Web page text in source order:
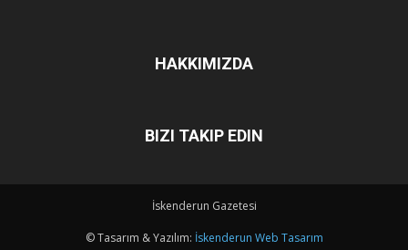
HAKKIMIZDA
BIZI TAKIP EDIN
İskenderun Gazetesi
© Tasarım & Yazılım: İskenderun Web Tasarım